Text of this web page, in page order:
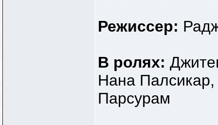
Режиссер:
В ролях:
Нана
Парсурам